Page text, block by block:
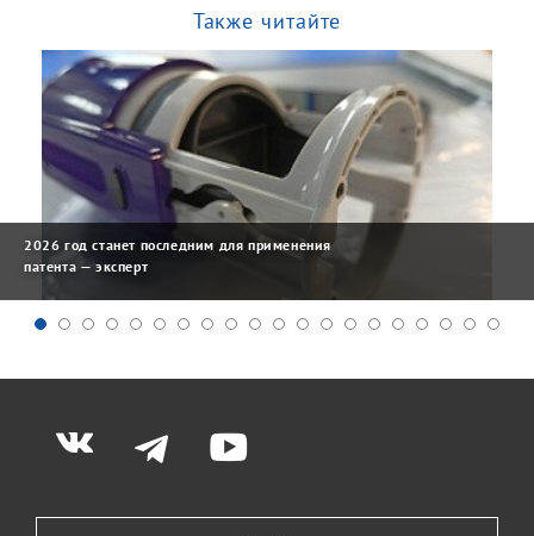
Также читайте
2026 год станет последним для применения
патента — эксперт